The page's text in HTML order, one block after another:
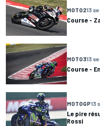
MOTO213
Course -
MOTO313
Course -
MOTOGP13
Le pire
Rossi